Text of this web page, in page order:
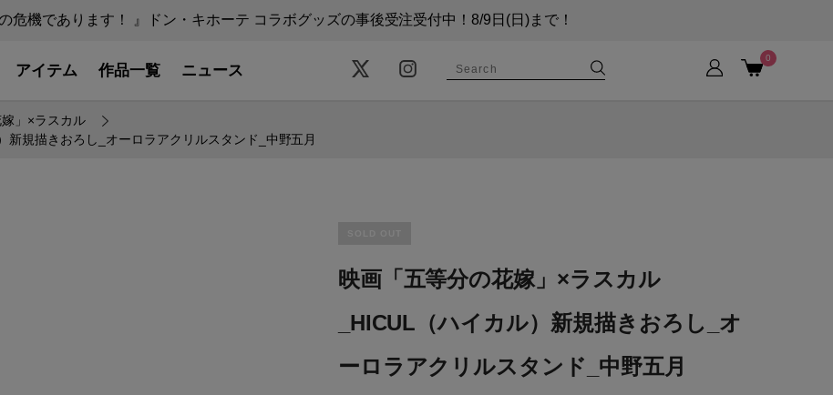
危機であります！ 』ドン・キホーテ コラボグッズの事後受注受付中！8/9日(日)まで！
アイテム 作品一覧 ニュース
0
」×ラスカル
規描きおろし_オーロラアクリルスタンド_中野五月
映画「五等分の花嫁」×ラスカル
_HICUL（ハイカル）新規描きおろし_オ
ーロラアクリルスタンド_中野五月